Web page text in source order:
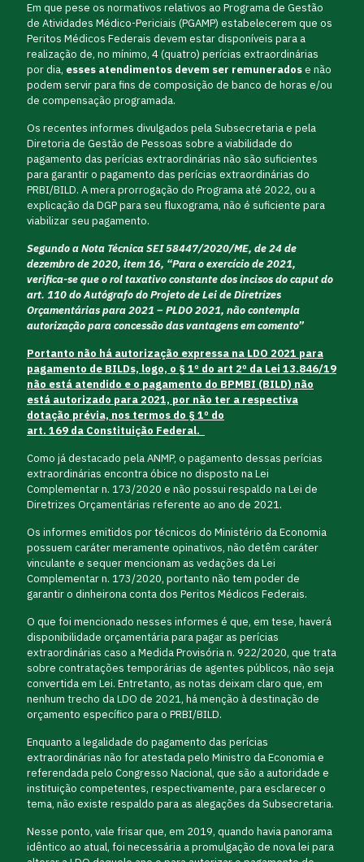
Em que pese os normativos relativos ao Programa de Gestão
de Atividades Médico-Periciais (PGAMP) estabelecerem que os
Peritos Médicos Federais devem estar disponíveis para a
realização de, no mínimo, 4 (quatro) perícias extraordinárias
por dia, esses atendimentos devem ser remuneradose não
podem servir para fins de composição de banco de horas e/ou
de compensação programada.
Os recentes informes divulgados pela Subsecretaria e pela
Diretoria de Gestão de Pessoas sobre a viabilidade do
pagamento das perícias extraordinárias não são suficientes
para garantir o pagamento das perícias extraordinárias do
PRBI/BILD. A mera prorrogação do Programa até 2022, ou a
explicação da DGP para seu fluxograma, não é suficiente para
viabilizar seu pagamento.
Segundo a Nota Técnica SEI 58447/2020/ME, de 24 de
dezembro de 2020, item 16, “Para o exercício de 2021,
verifica-se que o rol taxativo constante dos incisos do caput do
art. 110 do Autógrafo do Projeto de Lei de Diretrizes
Orçamentárias para 2021 – PLDO 2021, não contempla
autorização para concessão das vantagens em comento”
Portanto não há autorização expressa na LDO 2021 para
pagamento de BILDs, logo, o § 1º do art 2º da Lei 13.846/19
não está atendido e o pagamento do BPMBI (BILD) não
está autorizado para 2021, por não ter a respectiva
dotação prévia, nos termos do § 1º do
art. 169 da Constituição Federal.
Como já destacado pela ANMP, o pagamento dessas perícias
extraordinárias encontra óbice no disposto na Lei
Complementar n. 173/2020 e não possui respaldo na Lei de
Diretrizes Orçamentárias referente ao ano de 2021.
Os informes emitidos por técnicos do Ministério da Economia
possuem caráter meramente opinativos, não detêm caráter
vinculante e sequer mencionam as vedações da Lei
Complementar n. 173/2020, portanto não tem poder de
garantir o dinheirona conta dos Peritos Médicos Federais.
O que foi mencionado nesses informes é que, em tese, haverá
disponibilidade orçamentária para pagar as perícias
extraordinárias caso a Medida Provisória n. 922/2020, que trata
sobre contratações temporárias de agentes públicos, não seja
convertida em Lei. Entretanto, as notas deixam claro que, em
nenhum trecho da LDO de 2021, há menção à destinação de
orçamento específico para o PRBI/BILD.
Enquanto a legalidade do pagamento das perícias
extraordinárias não for atestada pelo Ministro da Economia e
referendada pelo Congresso Nacional, que são a autoridade e
instituição competentes, respectivamente, para esclarecer o
tema, não existe respaldo para as alegações da Subsecretaria.
Nesse ponto, vale frisar que, em 2019, quando havia panorama
idêntico ao atual, foi necessária a promulgação de nova lei para